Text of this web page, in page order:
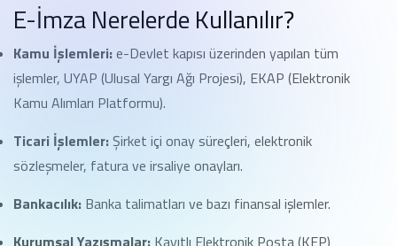
E-İmza Nerelerde Kullanılır?
Kamu İşlemleri:e-Devlet kapısı üzerinden yapılan tüm
işlemler, UYAP (Ulusal Yargı Ağı Projesi), EKAP (Elektronik
Kamu Alımları Platformu).
Ticari İşlemler:Şirket içi onay süreçleri, elektronik
sözleşmeler, fatura ve irsaliye onayları.
Bankacılık: Banka talimatları ve bazı finansal işlemler.
Kurumsal Yazışmalar: Kayıtlı Elektronik Posta (KEP)